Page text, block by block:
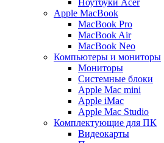
Ноутбуки Acer
Apple MacBook
MacBook Pro
MacBook Air
MacBook Neo
Компьютеры и мониторы
Мониторы
Системные блоки
Apple Mac mini
Apple iMac
Apple Mac Studio
Комплектующие для ПК
Видеокарты